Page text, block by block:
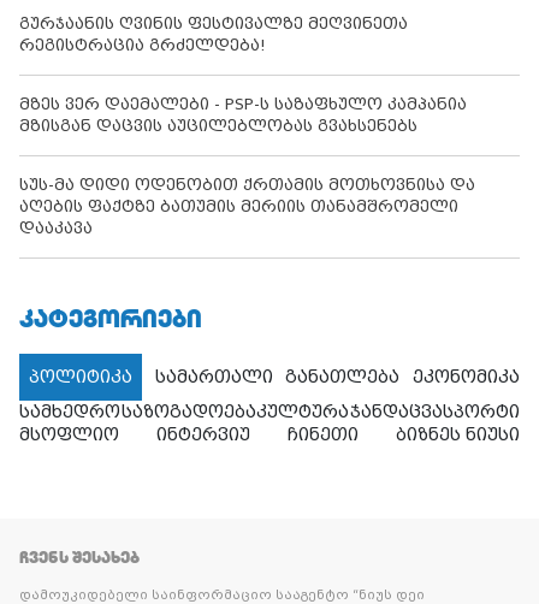
გურჯაანის ღვინის ფესტივალზე მეღვინეთა
რეგისტრაცია გრძელდება!
მზეს ვერ დაემალები - PSP-ს საზაფხულო კამპანია
მზისგან დაცვის აუცილებლობას გვახსენებს
სუს-მა დიდი ოდენობით ქრთამის მოთხოვნისა და
აღების ფაქტზე ბათუმის მერიის თანამშრომელი
დააკავა
ᲙᲐᲢᲔᲒᲝᲠᲘᲔᲑᲘ
პოლიტიკა სამართალი განათლება
ეკონომიკა
სამხედროსაზოგადოებაკულტურაჯანდაცვასპორტი
მსოფლიო
ინტერვიუ ჩინეთი ბიზნეს ნიუსი
ᲩᲕᲔᲜᲡ ᲨᲔᲡᲐᲮᲔᲑ
დამოუკიდებელი საინფორმაციო სააგენტო “ნიუს დეი